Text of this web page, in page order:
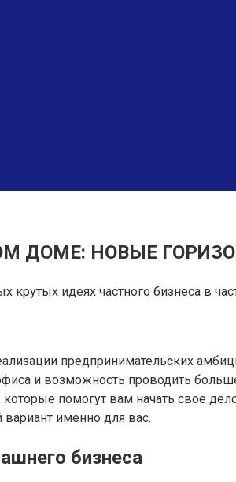
ДОМЕ: НОВЫЕ
идеях частного бизнеса в
предпринимательских
и возможность проводить
которые помогут вам начать свое
именно для вас.
бизнеса